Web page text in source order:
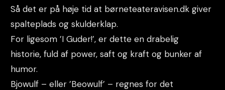
Så det er på høje tid at børneteateravisen.dk giver
spalteplads og skulderklap.
For ligesom ’I Guder!’, er dette en drabelig
historie, fuld af power, saft og kraft og bunker af
humor.
Bjowulf – eller ’Beowulf’ – regnes for det